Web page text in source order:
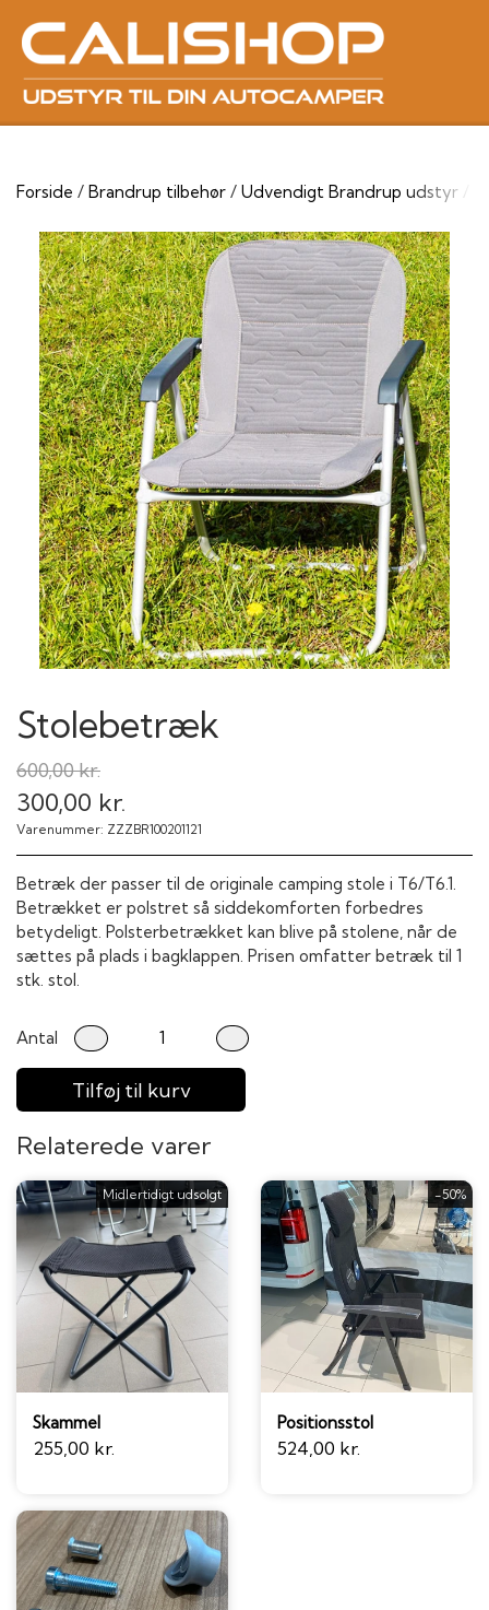
Forside Brandrup tilbehør Udvendigt Brandrup udstyr
Stolebetræk
600,00 kr.
300,00 kr.
Varenummer: ZZZBR100201121
Betræk der passer til de originale camping stole i T6/T6.1.
Betrækket er polstret så siddekomforten forbedres
betydeligt. Polsterbetrækket kan blive på stolene, når de
sættes på plads i bagklappen. Prisen omfatter betræk til 1
stk. stol.
Antal
Tilføj til kurv
Relaterede varer
Midlertidigt udsolgt
Skammel
255,00 kr.
-50%
Positionsstol
524,00 kr.